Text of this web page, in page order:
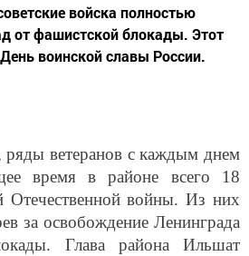
войска полностью
от фашистской блокады. Этот
воинской славы России.
ряды ветеранов с каждым днем
время в районе всего 18
Отечественной войны. Из них
за освобождение Ленинграда
Глава района Ильшат